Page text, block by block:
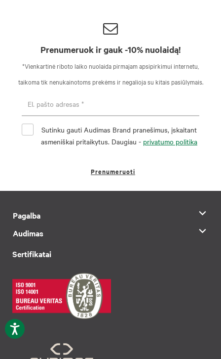
Prenumeruok ir gauk -10% nuolaidą!
*Vienkartinė riboto laiko nuolaida pirmajam apsipirkimui internetu,
taikoma tik nenukainotoms prekėms ir negalioja su kitais pasiūlymais.
Sutinku gauti Audimas Brand pranešimus, įskaitant
asmeniškai pritaikytus. Daugiau - privatumo politika
Prenumeruoti
Pagalba
Audimas
Sertifikatai